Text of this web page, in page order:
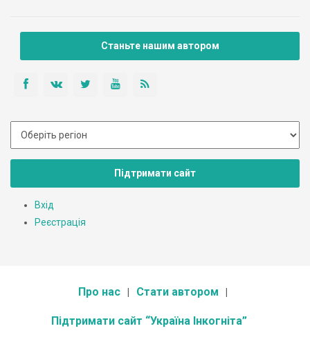
Станьте нашим автором
Підтримати сайт
Вхід
Реєстрація
Про нас Стати автором
Підтримати сайт “Україна Інкогніта”